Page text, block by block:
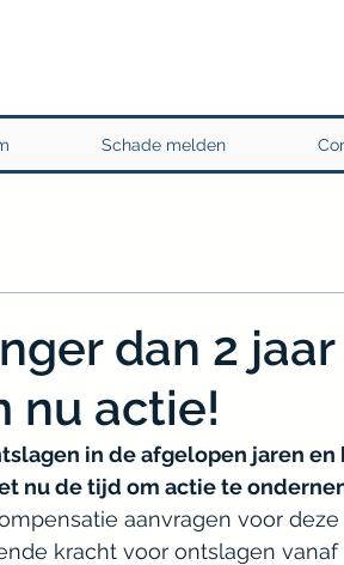
Schade melden
dan 2
nu actie!
in de afgelopen jaren en
nu de tijd om actie te
aanvragen voor
kracht voor ontslagen vanaf